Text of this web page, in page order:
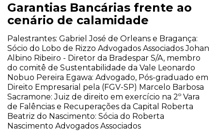
Garantias Bancárias frente ao
cenário de calamidade
Palestrantes: Gabriel José de Orleans e Bragança:
Sócio do Lobo de Rizzo Advogados Associados Johan
Albino Ribeiro - Diretor da Bradespar S/A, membro
do comitê de Sustentabilidade da Vale Leonardo
Nobuo Pereira Egawa: Advogado, Pós-graduado em
Direito Empresarial pela (FGV-SP) Marcelo Barbosa
Sacramone: Juiz de direito em exercício na 2º Vara
de Falências e Recuperações da Capital Roberta
Beatriz do Nascimento: Sócia do Roberta
Nascimento Advogados Associados